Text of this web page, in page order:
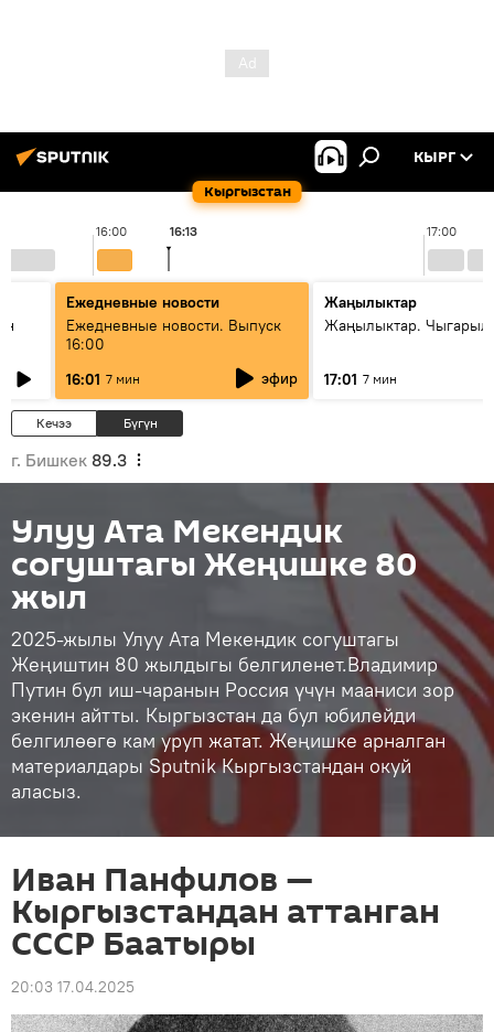
Кыргызстан
КЫРГ
16:00 17:00
16:13
Ежедневные новости
Ежедневные новости. Выпуск
16:00
16:01 7 мин эфир
Жаңылыктар
Жаңылыктар.
17:01 7 мин
Кечээ Бүгүн
г. Бишкек 89.3
Улуу Ата Мекендик
согуштагы Жеңишке 80
жыл
2025-жылы Улуу Ата Мекендик согуштагы
Жеңиштин 80 жылдыгы белгиленет.Владимир
Путин бул иш-чаранын Россия үчүн мааниси зор
экенин айтты. Кыргызстан да бул юбилейди
белгилөөгө кам уруп жатат. Жеңишке арналган
материалдары Sputnik Кыргызстандан окуй
аласыз.
Иван Панфилов —
Кыргызстандан аттанган
СССР Баатыры
20:03 17.04.2025